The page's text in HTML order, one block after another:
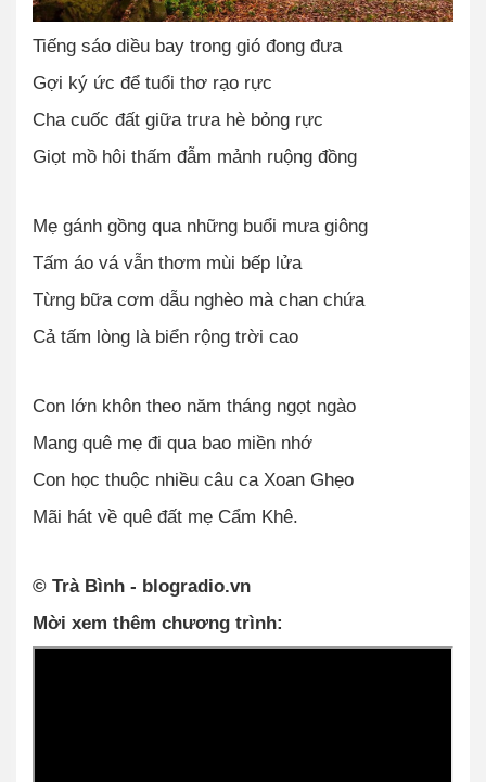
Tiếng sáo diều bay trong gió đong đưa
Gợi ký ức để tuổi thơ rạo rực
Cha cuốc đất giữa trưa hè bỏng rực
Giọt mồ hôi thấm đẫm mảnh ruộng đồng
Mẹ gánh gồng qua những buổi mưa giông
Tấm áo vá vẫn thơm mùi bếp lửa
Từng bữa cơm dẫu nghèo mà chan chứa
Cả tấm lòng là biển rộng trời cao
Con lớn khôn theo năm tháng ngọt ngào
Mang quê mẹ đi qua bao miền nhớ
Con học thuộc nhiều câu ca Xoan Ghẹo
Mãi hát về quê đất mẹ Cẩm Khê.
© Trà Bình - blogradio.vn
Mời xem thêm chương trình: